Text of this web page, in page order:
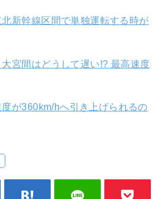
新幹線区間で単独運転する時が
宮間はどうして遅い!? 最高速度
が360km/hへ引き上げられるの